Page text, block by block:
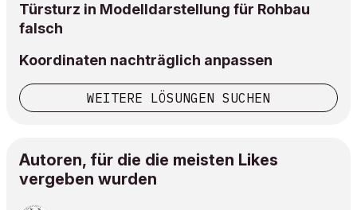
Türsturz in Modelldarstellung für Rohbau
falsch
Koordinaten nachträglich anpassen
WEITERE LÖSUNGEN SUCHEN
Autoren, für die die meisten Likes
vergeben wurden